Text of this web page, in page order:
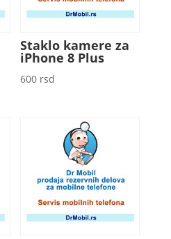
Staklo kamere za
iPhone 8 Plus
600 rsd